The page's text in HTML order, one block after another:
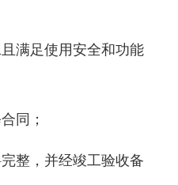
且满足使用安全和功能
同；
整，并经竣工验收备